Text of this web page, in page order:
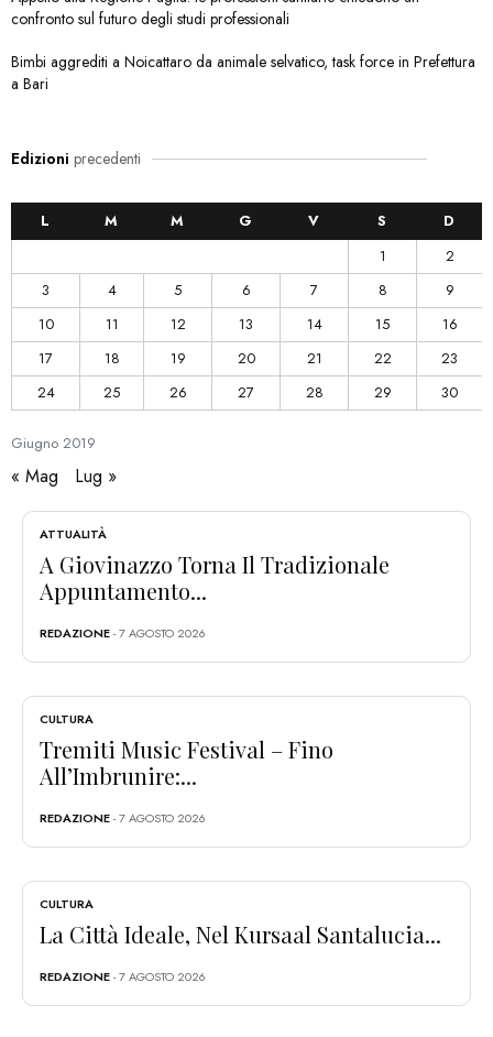
confronto sul futuro degli studi professionali
Bimbi aggrediti a Noicattaro da animale selvatico, task force in Prefettura
a Bari
Edizioni precedenti
Giugno 2019
L M M G V S
D
1
2
3
4 5 6 7 8
9
10
11 12 13 14 15
16
17
18 19 20 21 22
23
24
25 26 27 28 29 30
« Mag Lug »
ATTUALITÀ
A Giovinazzo Torna Il Tradizionale
Appuntamento...
REDAZIONE- 7 AGOSTO 2026
CULTURA
Tremiti Music Festival – Fino
All’Imbrunire:...
REDAZIONE- 7 AGOSTO 2026
CULTURA
La Città Ideale, Nel Kursaal Santalucia...
REDAZIONE- 7 AGOSTO 2026